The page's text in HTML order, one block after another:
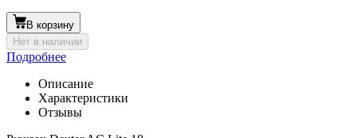
В корзину
Нет в наличии
Подробнее
Описание
Характеристики
Отзывы